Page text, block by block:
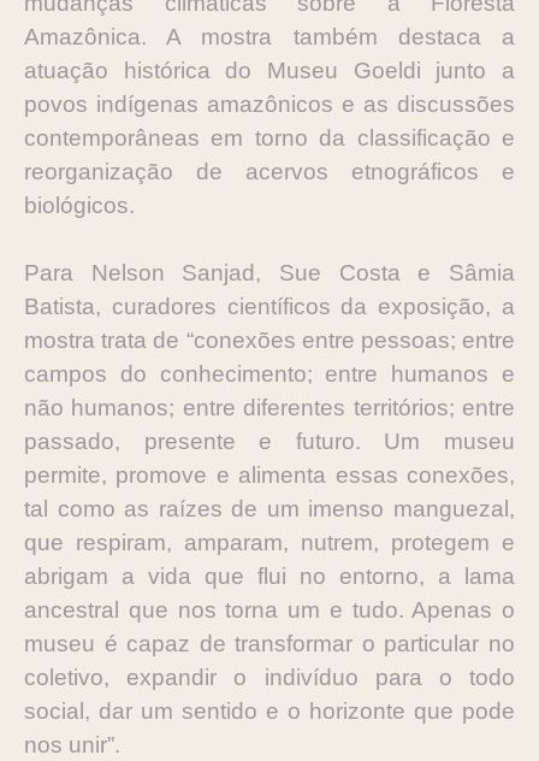
Amazônica. A mostra também destaca a
atuação histórica do Museu Goeldi junto a
povos indígenas amazônicos e as discussões
contemporâneas em torno da classificação e
reorganização de acervos etnográficos e
biológicos.
Para Nelson Sanjad, Sue Costa e Sâmia
Batista, curadores científicos da exposição, a
mostra trata de “conexões entre pessoas; entre
campos do conhecimento; entre humanos e
não humanos; entre diferentes territórios; entre
passado, presente e futuro. Um museu
permite, promove e alimenta essas conexões,
tal como as raízes de um imenso manguezal,
que respiram, amparam, nutrem, protegem e
abrigam a vida que flui no entorno, a lama
ancestral que nos torna um e tudo. Apenas o
museu é capaz de transformar o particular no
coletivo, expandir o indivíduo para o todo
social, dar um sentido e o horizonte que pode
nos unir”.